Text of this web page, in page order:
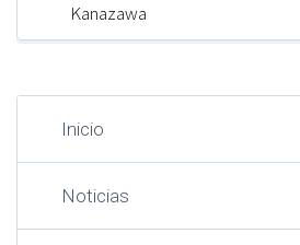
Kanazawa
Inicio
Noticias